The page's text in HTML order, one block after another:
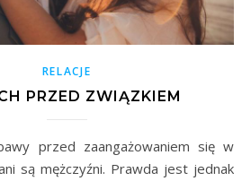
RELACJE
PRZED ZWIĄZKIEM
przed zaangażowaniem się w
są mężczyźni. Prawda jest jednak